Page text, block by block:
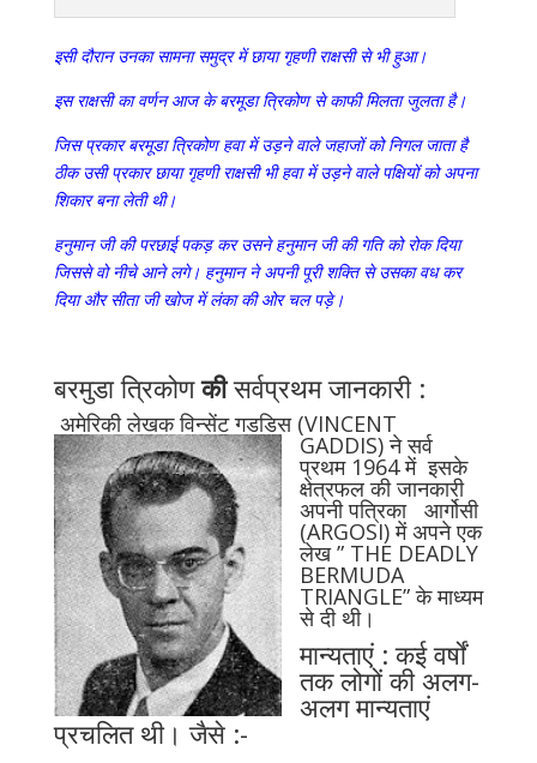
इसी दौरान उनका सामना समुद्र में छाया गृहणी राक्षसी से भी हुआ।
इस राक्षसी का वर्णन आज के बरमूडा त्रिकोण से काफी मिलता जुलता है।
जिस प्रकार बरमूडा त्रिकोण हवा में उड़ने वाले जहाजों को निगल जाता है
ठीक उसी प्रकार छाया गृहणी राक्षसी भी हवा में उड़ने वाले पक्षियों को अपना
शिकार बना लेती थी।
हनुमान जी की परछाई पकड़ कर उसने हनुमान जी की गति को रोक दिया
जिससे वो नीचे आने लगे। हनुमान ने अपनी पूरी शक्ति से उसका वध कर
दिया और सीता जी खोज में लंका की ओर चल पड़े।
बरमुडा त्रिकोणकीसर्वप्रथम जानकारी :
अमेरिकी लेखक विन्सेंट गडडिस (VINCENT
GADDIS) ने सर्व
प्रथम 1964 में इसके
क्षेत्रफल की जानकारी
अपनी पत्रिका आर्गोसी
(ARGOSI) में अपने एक
लेख ” THE DEADLY
BERMUDA
TRIANGLE” के माध्यम
से दी थी।
मान्यताएं : कई वर्षों
तक लोगों की अलग-
अलग मान्यताएं
प्रचलित थी। जैसे :-